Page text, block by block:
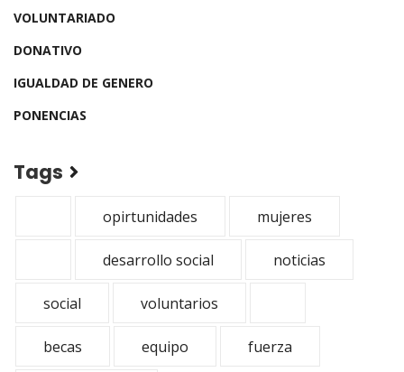
VOLUNTARIADO
DONATIVO
IGUALDAD DE GENERO
PONENCIAS
Tags
opirtunidades mujeres
desarrollo social noticias
social voluntarios
becas equipo fuerza